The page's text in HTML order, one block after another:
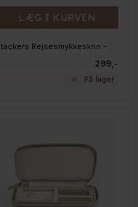
LÆG I KURVEN
Stackers Rejsesmykkeskrin - Medium, Blush Pink
299,-
På lager